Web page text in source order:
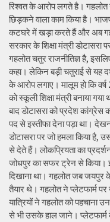
रिश्वत के आरोप लगते है।
छिड़कने वाला काम किया है।
कटघरे में खड़ा करते हैं और अब
सरकार के शिक्षा मंत्री
गहलोत चतुर राजनीतिज्ञ है,
कहा। लेकिन बड़ी चतुराई से यह
के आरोप लगाए। मालूम हो कि
को स्कूली शिक्षा मंत्री बनाया
बाद डोटासरा को प्रदेश कांग्रेस
पद से इस्तीफा देना पड़ा था।
डोटासरा पर जो हमला किया है,
से देते हैं। लोकप्रियता का
जोधपुर का सफर ट्रेन से किया।
दिखाना था। गहलोत जब जयपुर
तैयार थे। गहलोत ने प्लेटफार्म
यात्रियों ने गहलोत को पहचाना
से भी उसके हाल जाने। प्लेटफार्म